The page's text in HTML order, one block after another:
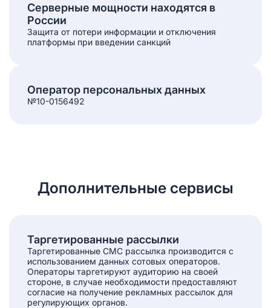
Серверные мощности находятся в
России
Защита от потери информации и отключения
платформы при введении санкций
Оператор персональных данных
№10-0156492
Дополнительные сервисы
Таргетированные рассылки
Таргетированные СМС рассылка производится с
использованием данных сотовых операторов.
Операторы таргетируют аудиторию на своей
стороне, в случае необходимости предоставляют
согласие на получение рекламных рассылок для
регулирующих органов.